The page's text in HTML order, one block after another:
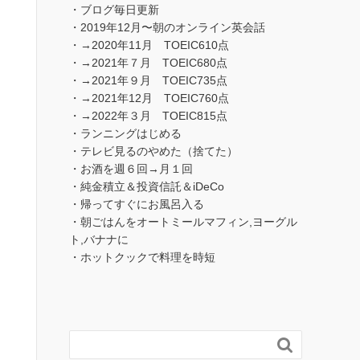
・ブログ毎日更新
・2019年12月〜朝のオンライン英会話
・→2020年11月 TOEIC610点
・→2021年７月 TOEIC680点
・→2021年９月 TOEIC735点
・→2021年12月 TOEIC760点
・→2022年３月 TOEIC815点
・ランニングはじめる
・テレビ見るのやめた（捨てた）
・お酒を週６回→月１回
・純金積立＆投資信託＆iDeCo
・帰ってすぐにお風呂入る
・朝ごはんをオートミールマフィン,ヨーグル
ト,バナナに
・ホットクックで料理を時短
